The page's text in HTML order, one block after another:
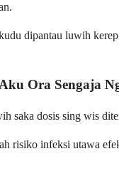
dipantau luwih
Ora Sengaja
saka dosis sing wis
risiko infeksi utawa